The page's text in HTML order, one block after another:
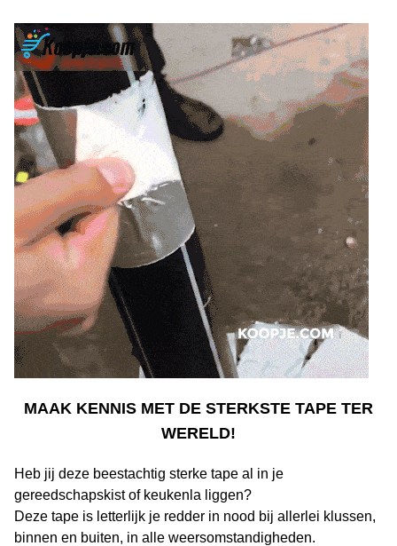
MAAK KENNIS MET DE STERKSTE TAPE TER
WERELD!
Heb jij deze beestachtig sterke tape al in je
gereedschapskist of keukenla liggen?
Deze tape is letterlijk je redder in nood bij allerlei klussen,
binnen en buiten, in alle weersomstandigheden.